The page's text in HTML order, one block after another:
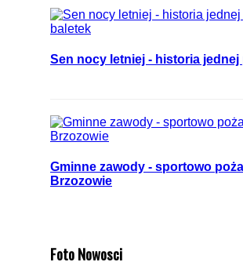
Sen nocy letniej - historia
Gminne zawody - sportowo
Brzozowie
Foto Nowosci